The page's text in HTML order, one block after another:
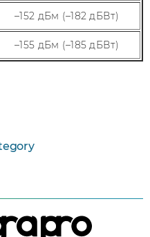
–152 дБм (–182 дБВт)
–155 дБм (–185 дБВт)